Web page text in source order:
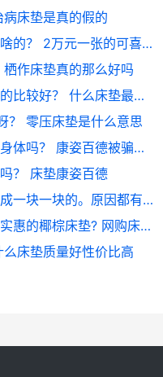
床垫是真的假的
请问可喜安这公司是做啥的？ 2万元一张的可喜安床垫
作床垫真的那么好吗
护脊床垫选择什么材质的比较好？ 什么床垫最健康
？ 零压床垫是什么意思
康姿百德床垫能够贴合身体吗？ 康姿百德被骗的老人
？ 床垫康姿百德
我睡觉的褥子坏了，坏成一块一块的。原因都有哪些呢？ 褥子和床垫的区别
淘宝上有没有啥靠谱且实惠的椰棕床垫? 网购床垫靠谱吗
床垫质量好性价比高